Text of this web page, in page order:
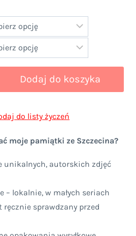
Dodaj do koszyka
do listy życzeń
moje pamiątki ze Szczecina?
unikalnych, autorskich zdjęć
– lokalnie, w małych seriach
ręcznie sprawdzany przed